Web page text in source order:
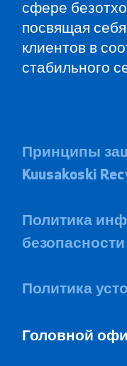
сфере
посвящая
клиентов в
стабильного
Принципы
Kuusakoski
Политика
Политика
Головной